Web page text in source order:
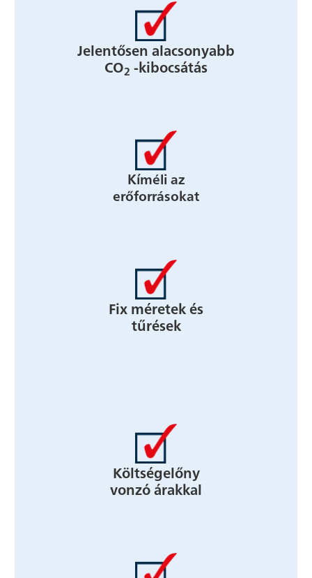
Jelentősen alacsonyabb
CO2 -kibocsátás
Kíméli az
erőforrásokat
Fix méretek és
tűrések
Költségelőny
vonzó árakkal